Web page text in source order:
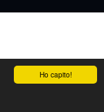
Ho capito!